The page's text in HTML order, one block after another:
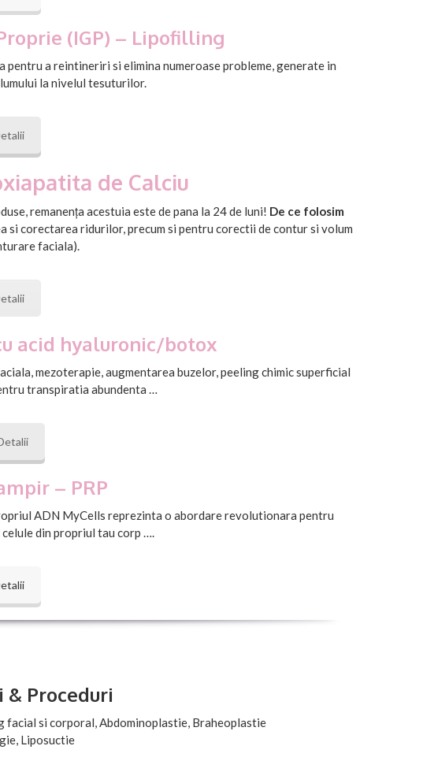
(IGP) – Lipofilling
a reintineriri si elimina numeroase probleme, generate in
la nivelul tesuturilor.
de Calciu
remanența acestuia este de pana la 24 de luni! De ce folosim
corectarea ridurilor, precum si pentru corectii de contur si volum
faciala).
acid hyaluronic/botox
mezoterapie, augmentarea buzelor, peeling chimic superficial
transpiratia abundenta …
– PRP
ADN MyCells reprezinta o abordare revolutionara pentru
din propriul tau corp ….
Proceduri
si corporal, Abdominoplastie, Braheoplastie
Liposuctie